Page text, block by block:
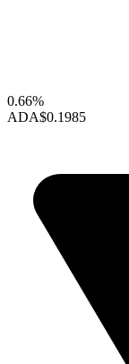
0.66%
ADA$0.1985